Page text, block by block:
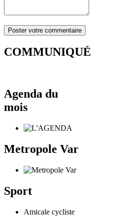
COMMUNIQUÉ
Agenda du
mois
Metropole Var
Sport
Amicale cycliste